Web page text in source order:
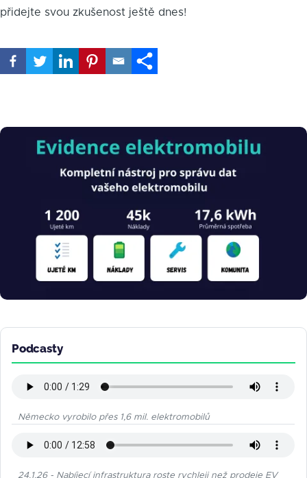
přidejte svou zkušenost ještě dnes!
Obrázek
Podcasty
Německo vyrobilo přes 1,6 mil. elektromobilů
24.1.26 - Nabíjecí infrastruktura roste rychleji než prodeje EV